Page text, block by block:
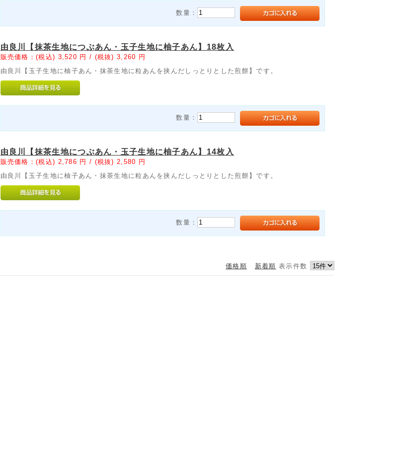
数量：
由良川【抹茶生地につぶあん・玉子生地に柚子あん】18枚入
販売価格：(税込) 3,520 円 / (税抜) 3,260 円
由良川【玉子生地に柚子あん・抹茶生地に粒あんを挟んだしっとりとした煎餅】です。
数量：
由良川【抹茶生地につぶあん・玉子生地に柚子あん】14枚入
販売価格：(税込) 2,786 円 / (税抜) 2,580 円
由良川【玉子生地に柚子あん・抹茶生地に粒あんを挟んだしっとりとした煎餅】です。
数量：
価格順 新着順 表示件数